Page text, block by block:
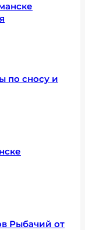
по сносу и
Рыбачий от